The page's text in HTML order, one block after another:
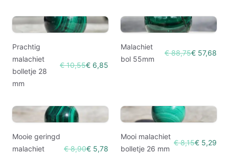
Prachtig
malachiet
bolletje 28
mm
€ 10,55€ 6,85
Malachiet
bol 55mm
€ 88,75€ 57,68
Mooie geringd
malachiet
€ 8,90€ 5,78
Mooi malachiet
bolletje 26 mm
€ 8,15€ 5,29